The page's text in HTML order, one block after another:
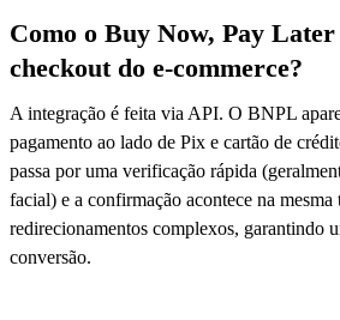
Como o Buy Now, Pay
checkout do e-commerce?
A integração é feita via API. O BNPL
pagamento ao lado de Pix e cartão de
passa por uma verificação rápida
facial) e a confirmação acontece na mesma
redirecionamentos complexos, garantindo
conversão.